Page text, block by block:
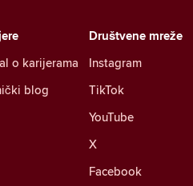
Društvene mreže
Instagram
TikTok
YouTube
X
Facebook
o karijerama
blog